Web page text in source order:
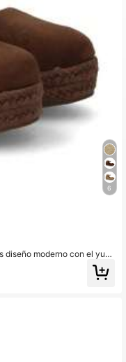
6
diseño moderno con el yute